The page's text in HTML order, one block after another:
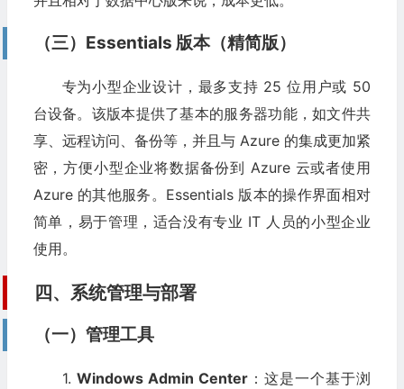
（三）Essentials 版本（精简版）
专为小型企业设计，最多支持 25 位用户或 50
台设备。该版本提供了基本的服务器功能，如文件共
享、远程访问、备份等，并且与 Azure 的集成更加紧
密，方便小型企业将数据备份到 Azure 云或者使用
Azure 的其他服务。Essentials 版本的操作界面相对
简单，易于管理，适合没有专业 IT 人员的小型企业
使用。
四、系统管理与部署
（一）管理工具
1. Windows Admin Center：这是一个基于浏